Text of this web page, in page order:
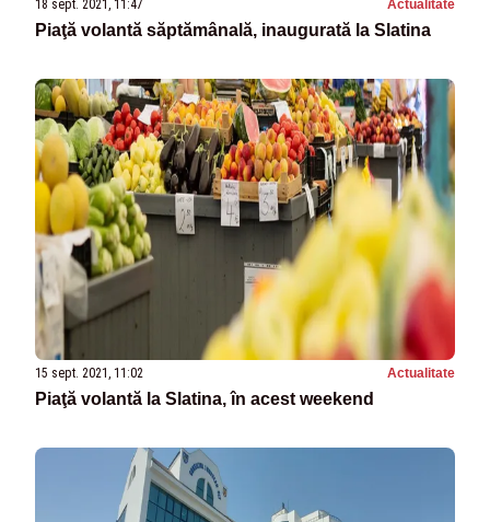
18 sept. 2021, 11:47 Actualitate
Piaţă volantă săptămânală, inaugurată la Slatina
15 sept. 2021, 11:02 Actualitate
Piaţă volantă la Slatina, în acest weekend